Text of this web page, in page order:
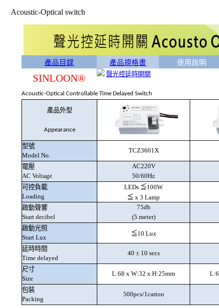
Acoustic-Optical switch
產品目録 產品規格書 使用說明
SINLOON® 聲光控延時開關
Acoustic-Optical Controllable Time Delayed Switch
產品外型
Appearance
型號
TCZ3601X
Model No.
電壓
AC220V
AC Voltage
50/60Hz
可控負載
LEDs ≦100W
Loading
≦x 3 Lamp
啟動聲響
75db
Start decibel
(5 meter)
啟動光照
≦10 Lux
Start Lux
延時時間
40 ±10 secs
Time delayed
尺寸
L:68 x W:32 x H:25mm
Size
包裝
500pcs/1carton
Packing